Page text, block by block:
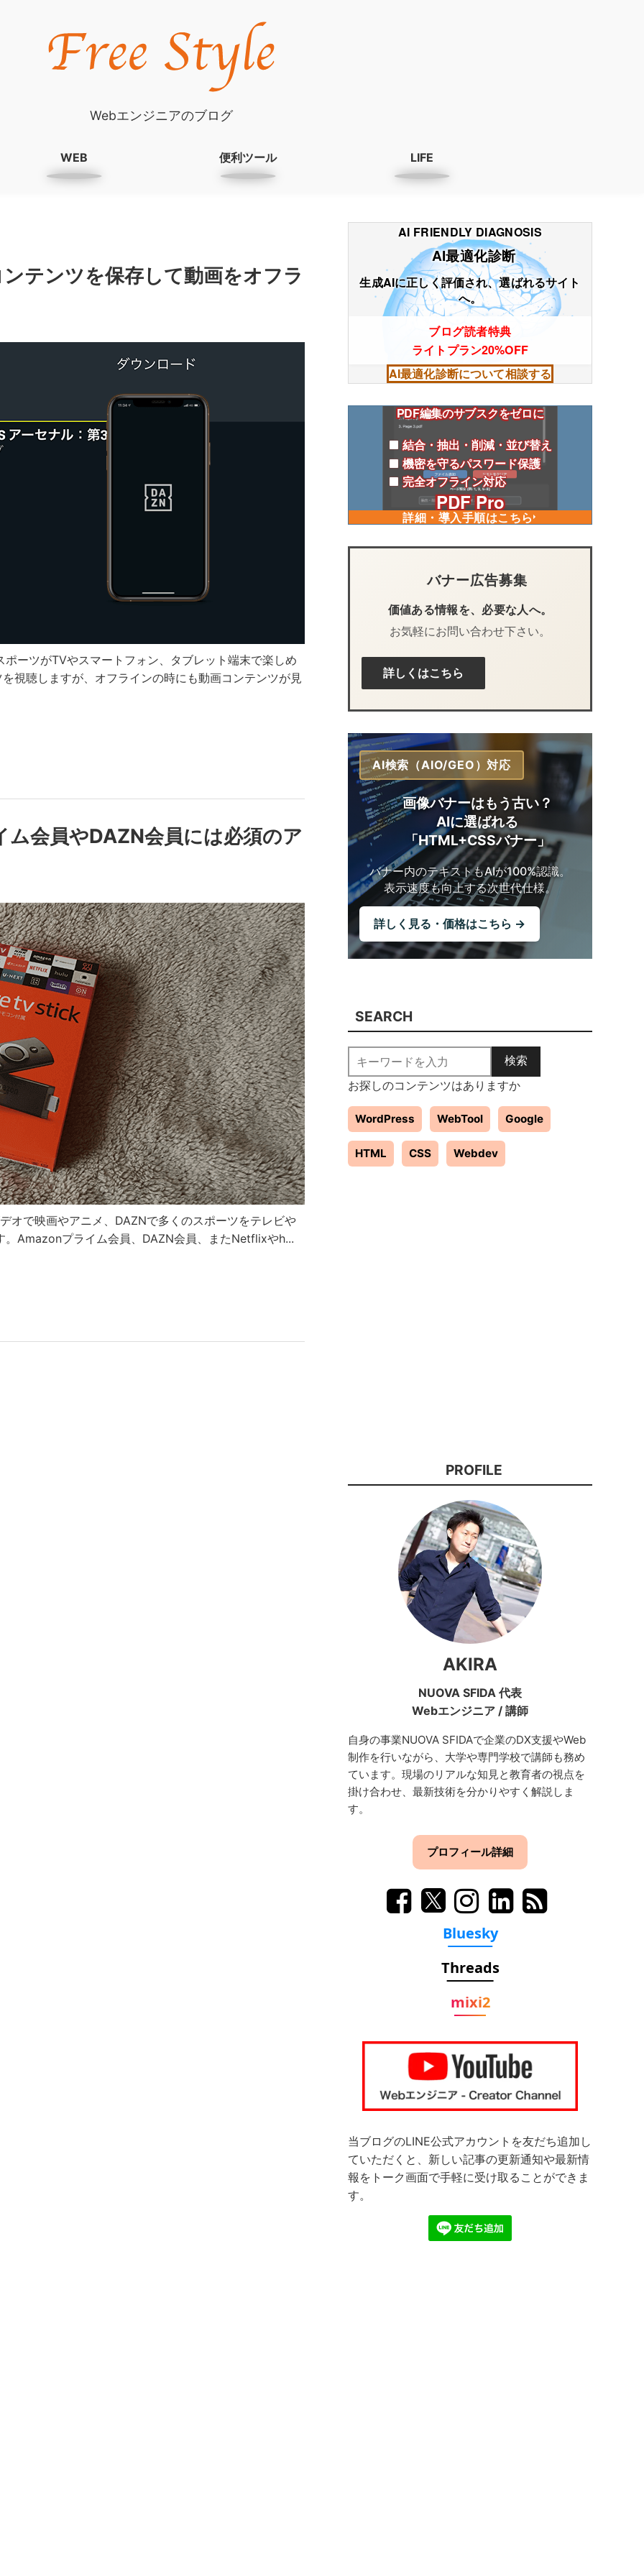
Webエンジニアのブログ
WEB 便利ツール LIFE
テンツを保存して動画をオフラ
ーツがTVやスマートフォン、タブレット端末で楽しめ
視聴しますが、オフラインの時にも動画コンテンツが見
会員やDAZN会員には必須のア
で映画やアニメ、DAZNで多くのスポーツをテレビや
Amazonプライム会員、DAZN会員、またNetflixやh...
AI FRIENDLY DIAGNOSIS
AI最適化診断
生成AIに正しく評価され、選ばれるサイト
へ。
ブログ読者特典
ライトプラン20%OFF
AI最適化診断について相談する
PDF編集のサブスクをゼロに
結合・抽出・削減・並び替え
機密を守るパスワード保護
完全オフライン対応
PDF Pro
詳細・導入手順はこちら
バナー広告募集
価値ある情報を、必要な人へ。
お気軽にお問い合わせ下さい。
詳しくはこちら
AI検索（AIO/GEO）対応
画像バナーはもう古い？
AIに選ばれる
「HTML+CSSバナー」
バナー内のテキストもAIが100%認識。
表示速度も向上する次世代仕様。
詳しく見る・価格はこちら →
SEARCH
検索
お探しのコンテンツはありますか
WordPress WebTool Google
HTML CSS Webdev
PROFILE
AKIRA
NUOVA SFIDA 代表
Webエンジニア / 講師
自身の事業NUOVA SFIDAで企業のDX支援やWeb
制作を行いながら、大学や専門学校で講師も務め
ています。現場のリアルな知見と教育者の視点を
掛け合わせ、最新技術を分かりやすく解説しま
す。
プロフィール詳細
Bluesky
Threads
mixi2
当ブログのLINE公式アカウントを友だち追加し
ていただくと、新しい記事の更新通知や最新情
報をトーク画面で手軽に受け取ることができま
す。